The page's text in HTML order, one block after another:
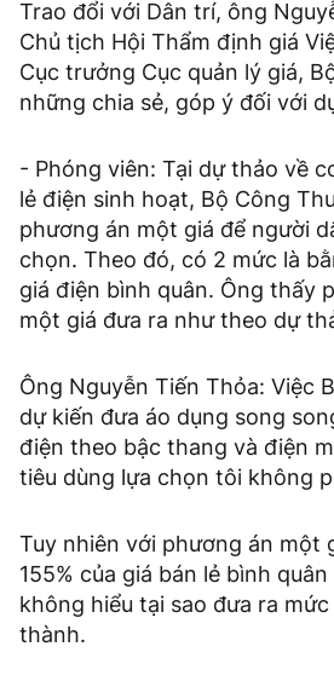
Trao đổi với Dân trí, ông
Chủ tịch Hội Thẩm định giá
Cục trưởng Cục quản lý giá,
những chia sẻ, góp ý đối với
- Phóng viên: Tại dự thảo về
lẻ điện sinh hoạt, Bộ Công
phương án một giá để người
chọn. Theo đó, có 2 mức là
giá điện bình quân. Ông thấy
một giá đưa ra như theo dự
Ông Nguyễn Tiến Thỏa: Việc
dự kiến đưa áo dụng song
điện theo bậc thang và điện
tiêu dùng lựa chọn tôi không
Tuy nhiên với phương án một
155% của giá bán lẻ bình
không hiểu tại sao đưa ra
thành.